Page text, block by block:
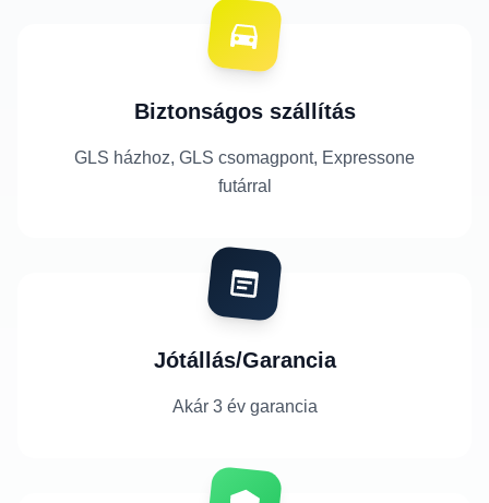
Biztonságos szállítás
GLS házhoz, GLS csomagpont, Expressone
futárral
Jótállás/Garancia
Akár 3 év garancia